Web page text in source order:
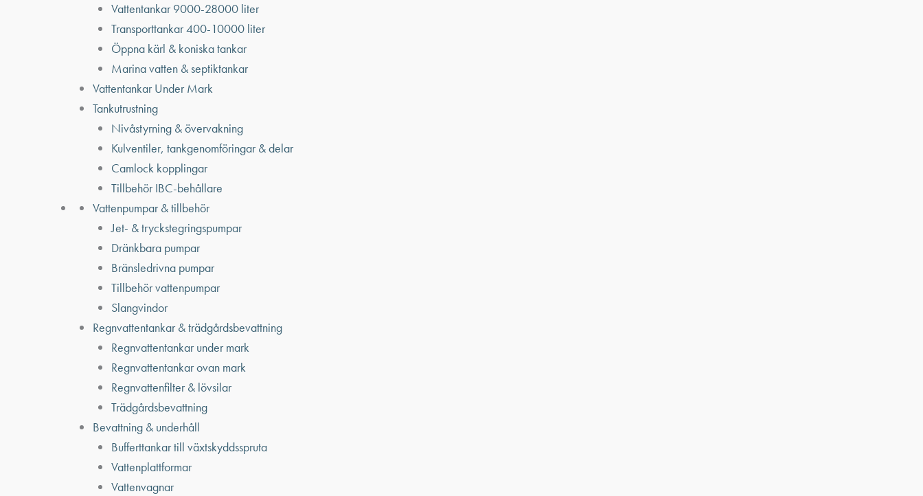
Vattentankar 9000-28000 liter
Transporttankar 400-10000 liter
Öppna kärl & koniska tankar
Marina vatten & septiktankar
Vattentankar Under Mark
Tankutrustning
Nivåstyrning & övervakning
Kulventiler, tankgenomföringar & delar
Camlock kopplingar
Tillbehör IBC-behållare
Vattenpumpar & tillbehör
Jet- & tryckstegringspumpar
Dränkbara pumpar
Bränsledrivna pumpar
Tillbehör vattenpumpar
Slangvindor
Regnvattentankar & trädgårdsbevattning
Regnvattentankar under mark
Regnvattentankar ovan mark
Regnvattenfilter & lövsilar
Trädgårdsbevattning
Bevattning & underhåll
Bufferttankar till växtskyddsspruta
Vattenplattformar
Vattenvagnar